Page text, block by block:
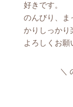
好きです。
のんびり、ま
かりしっかり
よろしくお願